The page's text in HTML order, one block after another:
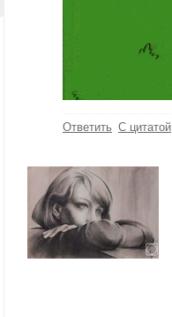
Ответить С цитатой